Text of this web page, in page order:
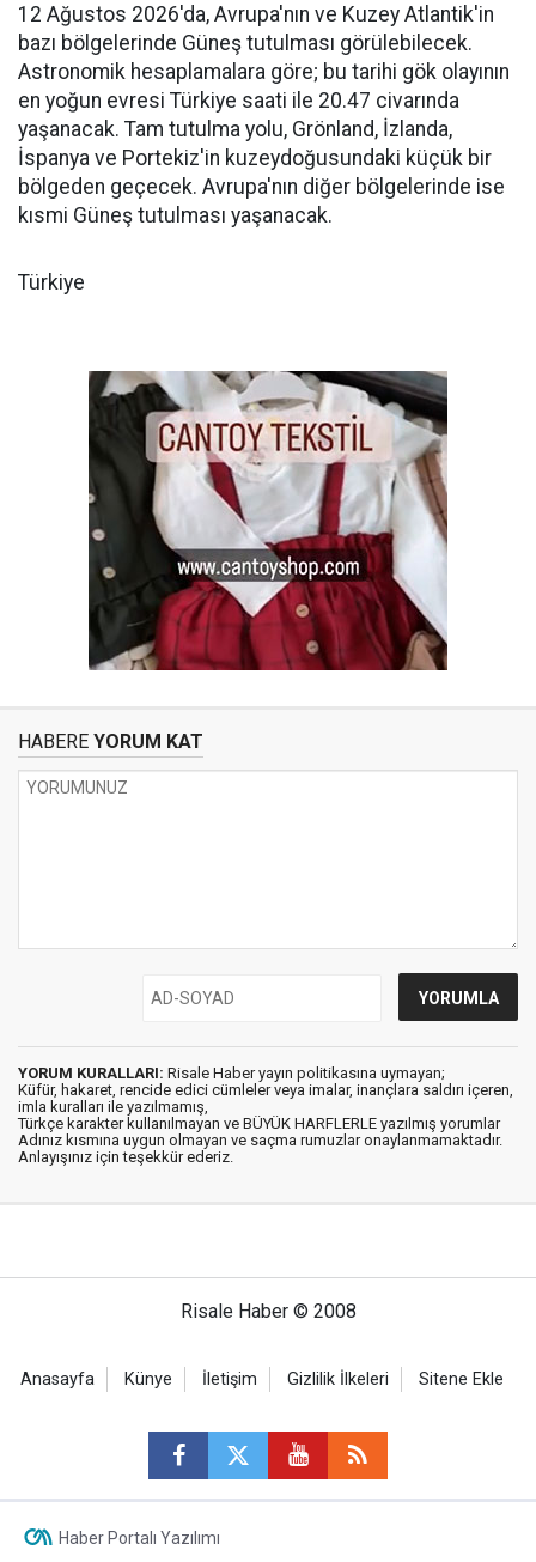
12 Ağustos 2026'da, Avrupa'nın ve Kuzey Atlantik'in
bazı bölgelerinde Güneş tutulması görülebilecek.
Astronomik hesaplamalara göre; bu tarihi gök olayının
en yoğun evresi Türkiye saati ile 20.47 civarında
yaşanacak. Tam tutulma yolu, Grönland, İzlanda,
İspanya ve Portekiz'in kuzeydoğusundaki küçük bir
bölgeden geçecek. Avrupa'nın diğer bölgelerinde ise
kısmi Güneş tutulması yaşanacak.
Türkiye
HABERE YORUM KAT
YORUM KURALLARI: Risale Haber yayın politikasına uymayan;
Küfür, hakaret, rencide edici cümleler veya imalar, inançlara saldırı içeren,
imla kuralları ile yazılmamış,
Türkçe karakter kullanılmayan ve BÜYÜK HARFLERLE yazılmış yorumlar
Adınız kısmına uygun olmayan ve saçma rumuzlar onaylanmamaktadır.
Anlayışınız için teşekkür ederiz.
Risale Haber © 2008
Anasayfa Künye İletişim Gizlilik İlkeleri Sitene Ekle
Haber Portalı Yazılımı